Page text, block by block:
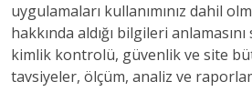
uygulamaları kullanımınız dahil
hakkında aldığı bilgileri
kimlik kontrolü, güvenlik ve site
tavsiyeler, ölçüm, analiz ve